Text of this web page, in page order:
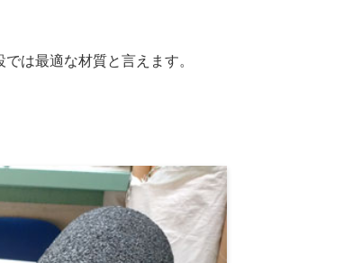
は最適な材質と言えます。